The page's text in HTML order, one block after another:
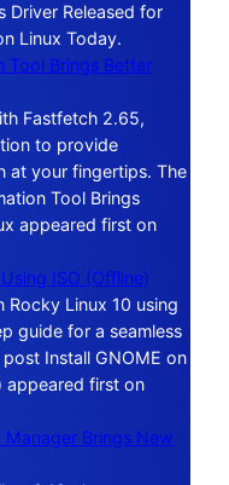
Driver Released for
Linux Today.
Tool Brings Better
Fastfetch 2.65,
to provide
at your fingertips. The
Tool Brings
appeared first on
ISO (Offline)
Rocky Linux 10 using
guide for a seamless
Install GNOME on
appeared first on
Brings New